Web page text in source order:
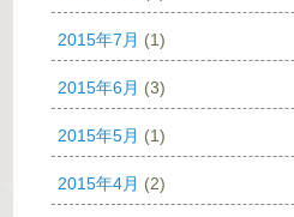
2015年7月 (1)
2015年6月 (3)
2015年5月 (1)
2015年4月 (2)